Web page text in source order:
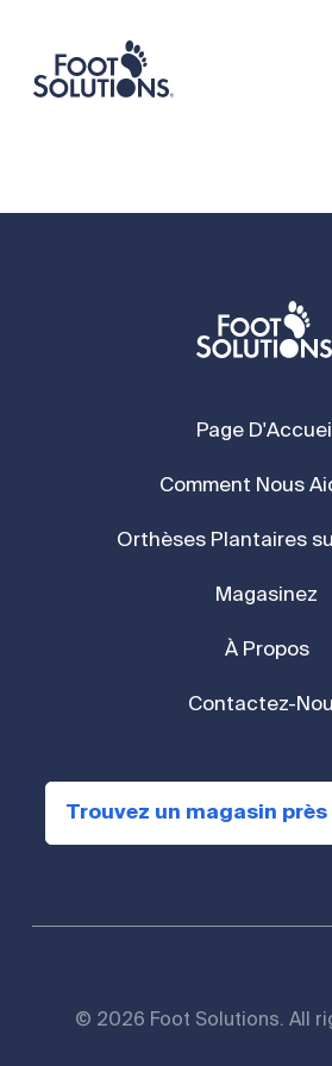
Page D'Accueil
Comment Nous
Orthèses Plantaires
Magasinez
À Propos
Contactez-
Trouvez un magasin
© 2026 Foot Solutions. All